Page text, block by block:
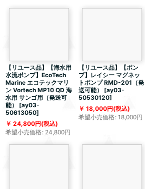
【リユース品】【海水用
水流ポンプ】EcoTech
Marine エコテックマリ
ン Vortech MP10 QD 海
水用 サンゴ用（発送可
能）
[ay03-
50613050]
24,800円(税込)
希望小売価格: 24,800円
【リユース品】【ポン
プ】レイシー マグネッ
トポンプ RMD-201（発
送可能）
[ay03-
50530120]
18,000円(税込)
希望小売価格: 18,000円